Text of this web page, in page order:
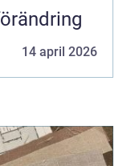
i förändring
14 april 2026